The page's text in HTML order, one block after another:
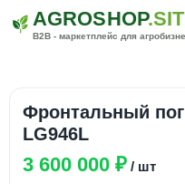
AGROSHOP
B2B - маркетплейс для
Фронтальный
LG946L
3 600 000 ₽ / шт